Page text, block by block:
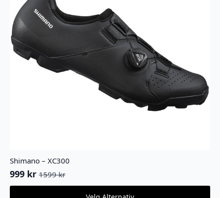
Shimano – XC300
1599kr
Opprinnelig
pris
999 kr
Nåværende
pris
Dette